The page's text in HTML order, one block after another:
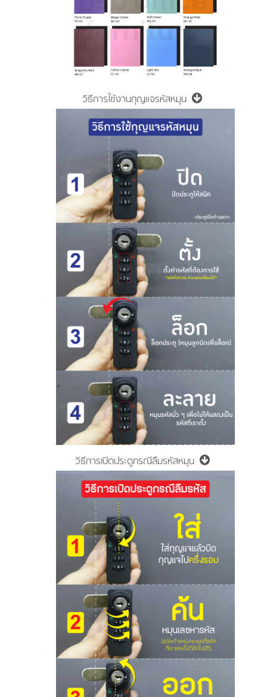
วิธีการใช้งานกุญแจรหัสหมุน
วิธีการเปิดประตูกรณีลืมรหัสหมุน